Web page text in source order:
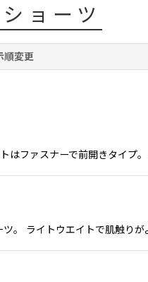
ョーツ
順変更
ファスナーで前開きタイプ
。 ライトウエイトで肌触り